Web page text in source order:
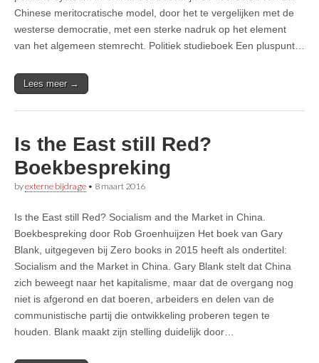
Chinese meritocratische model, door het te vergelijken met de
westerse democratie, met een sterke nadruk op het element
van het algemeen stemrecht. Politiek studieboek Een pluspunt…
Lees meer →
Is the East still Red?
Boekbespreking
byexterne bijdrage • 8 maart 2016
Is the East still Red? Socialism and the Market in China.
Boekbespreking door Rob Groenhuijzen Het boek van Gary
Blank, uitgegeven bij Zero books in 2015 heeft als ondertitel:
Socialism and the Market in China. Gary Blank stelt dat China
zich beweegt naar het kapitalisme, maar dat de overgang nog
niet is afgerond en dat boeren, arbeiders en delen van de
communistische partij die ontwikkeling proberen tegen te
houden. Blank maakt zijn stelling duidelijk door…